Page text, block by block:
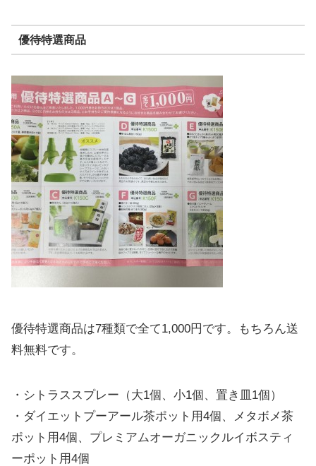
優待特選商品
優待特選商品は7種類で全て1,000円です。もちろん送
料無料です。
・シトラススプレー（大1個、小1個、置き皿1個）
・ダイエットプーアール茶ポット用4個、メタボメ茶
ポット用4個、プレミアムオーガニックルイボスティ
ーポット用4個